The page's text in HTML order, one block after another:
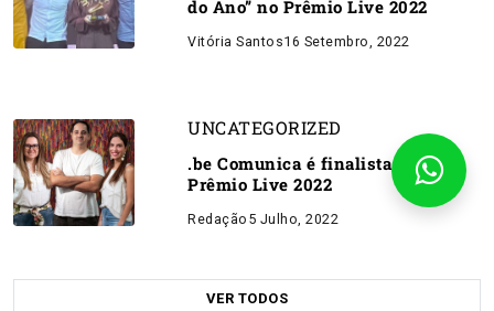
do Ano” no Prêmio Live 2022
Vitória Santos16 Setembro, 2022
UNCATEGORIZED
.be Comunica é finalista do
Prêmio Live 2022
Redação 5 Julho, 2022
VER TODOS